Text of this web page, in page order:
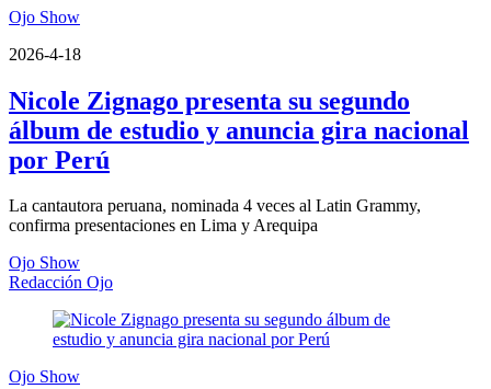
Ojo Show
2026-4-18
Nicole Zignago presenta su segundo
álbum de estudio y anuncia gira nacional
por Perú
La cantautora peruana, nominada 4 veces al Latin Grammy,
confirma presentaciones en Lima y Arequipa
Ojo Show
Redacción Ojo
Ojo Show